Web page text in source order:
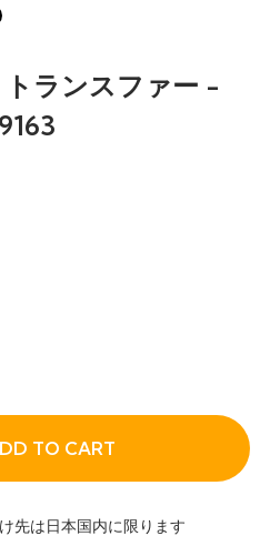
ランスファー -
TO CART
先は日本国内に限ります